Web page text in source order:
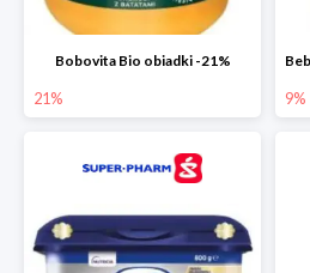
Bobovita Bio obiadki -21%
21% 9%